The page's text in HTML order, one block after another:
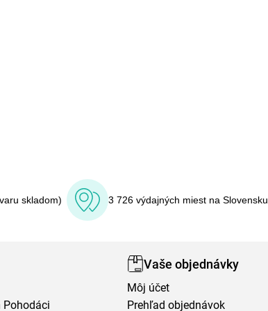
skladom) 3 726 výdajných miest na Slovensku
Pohodáci
Vaše objednávky
Môj účet
Prehľad objednávok